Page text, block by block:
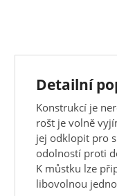
Detailní
Konstrukcí je
rošt je volně
jej odklopit pro
odolností proti
K můstku lze
libovolnou